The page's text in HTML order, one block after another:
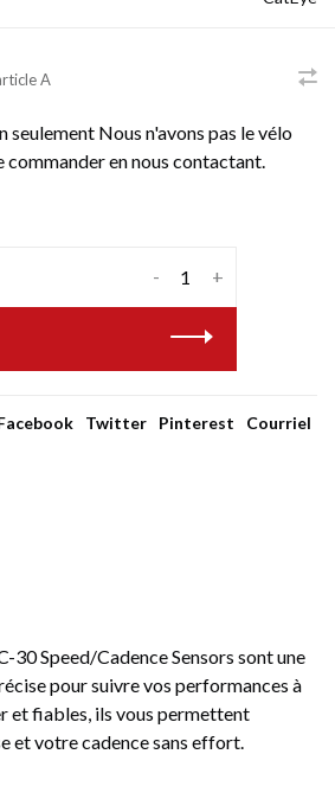
A
seulement Nous n'avons pas le vélo
commander en nous contactant.
+
-
Twitter Pinterest Courriel
30 Speed/Cadence Sensors sont une
pour suivre vos performances à
et fiables, ils vous permettent
et votre cadence sans effort.